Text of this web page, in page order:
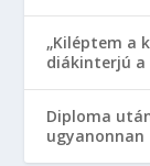
„Kiléptem a
diákinterjú a
Diploma
ugyanonnan